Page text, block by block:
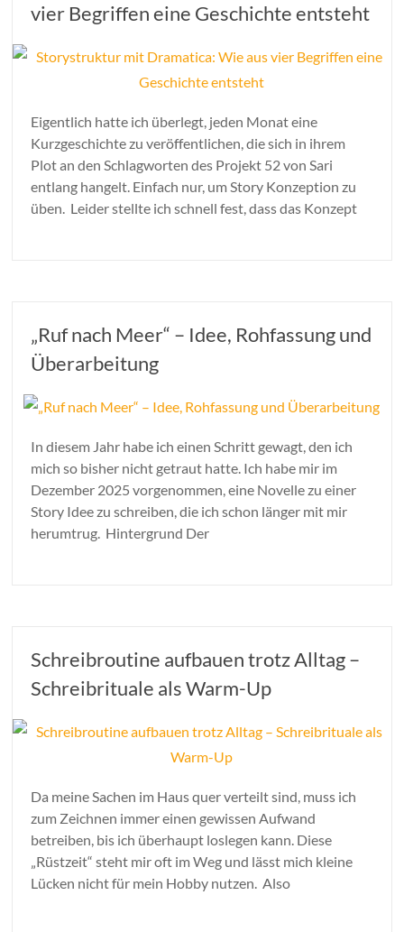
vier Begriffen eine Geschichte entsteht
Eigentlich hatte ich überlegt, jeden Monat eine
Kurzgeschichte zu veröffentlichen, die sich in ihrem
Plot an den Schlagworten des Projekt 52 von Sari
entlang hangelt. Einfach nur, um Story Konzeption zu
üben. Leider stellte ich schnell fest, dass das Konzept
„Ruf nach Meer“ – Idee, Rohfassung und
Überarbeitung
In diesem Jahr habe ich einen Schritt gewagt, den ich
mich so bisher nicht getraut hatte. Ich habe mir im
Dezember 2025 vorgenommen, eine Novelle zu einer
Story Idee zu schreiben, die ich schon länger mit mir
herumtrug. Hintergrund Der
Schreibroutine aufbauen trotz Alltag –
Schreibrituale als Warm-Up
Da meine Sachen im Haus quer verteilt sind, muss ich
zum Zeichnen immer einen gewissen Aufwand
betreiben, bis ich überhaupt loslegen kann. Diese
„Rüstzeit“ steht mir oft im Weg und lässt mich kleine
Lücken nicht für mein Hobby nutzen. Also